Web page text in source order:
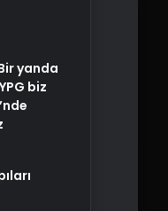
yanda
biz